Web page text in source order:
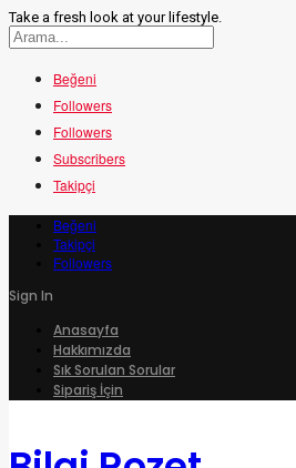
Take a fresh look at your lifestyle.
Beğeni
Followers
Followers
Subscribers
Takipçi
Beğeni
Takipçi
Followers
Sign In
Anasayfa
Hakkımızda
Sık Sorulan Sorular
Sipariş İçin